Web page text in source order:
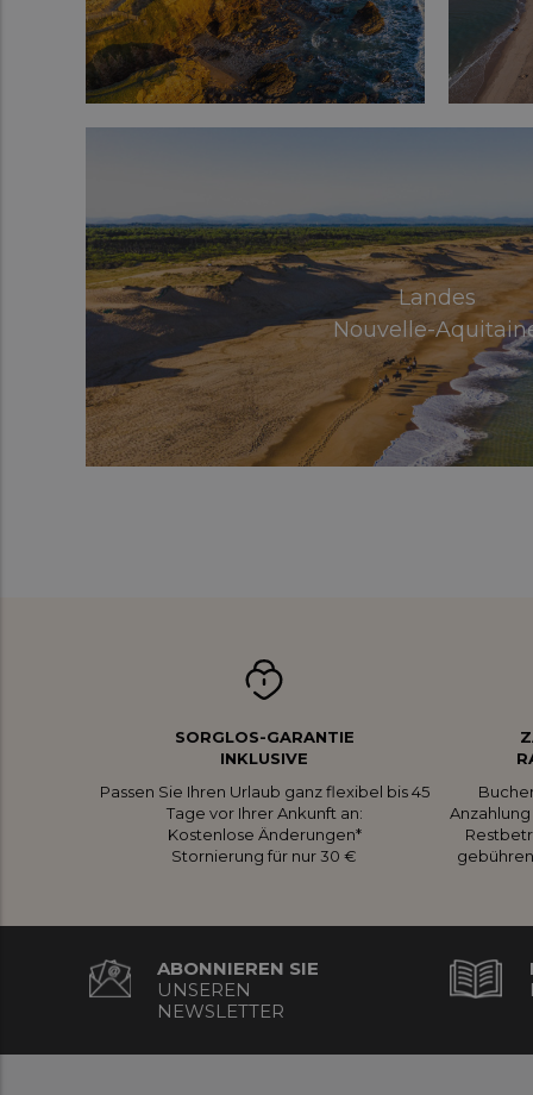
Landes
Nouvelle-
SORGLOS-GARANTIE
INKLUSIVE
Passen Sie Ihren Urlaub ganz flexibel bis 45
Tage vor Ihrer Ankunft an:
Kostenlose Änderungen*
Stornierung für nur 30 €
ABONNIEREN SIE
UNSEREN
NEWSLETTER